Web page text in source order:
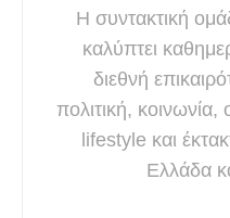
Η συντακτική
καλύπτει
διεθνή
πολιτική,
lifestyle και
Ελλάδα